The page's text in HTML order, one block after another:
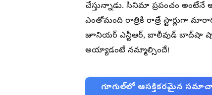
చేస్తున్నాడు. సినిమా ప్రపంచం అంటేనే
ఎంతోమంది రాత్రికి రాత్రే స్టార్లుగా
జూనియర్ ఎన్టీఆర్, బాలీవుడ్ బాద్‌షా
అయ్యాడంటే నమ్మాల్సిందే!
గూగుల్‌లో ఆసక్తికరమైన